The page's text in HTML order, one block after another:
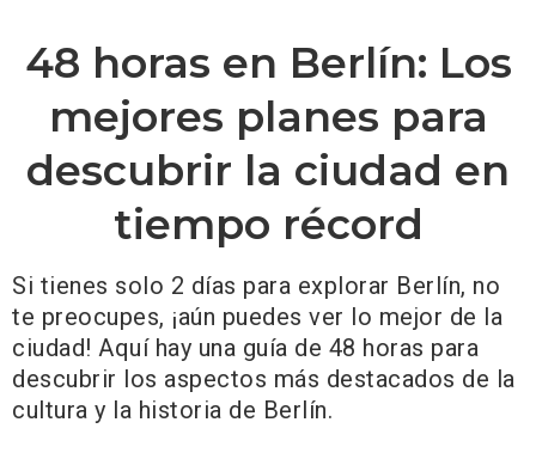
48 horas en Berlín: Los
mejores planes para
descubrir la ciudad en
tiempo récord
Si tienes solo 2 días para explorar Berlín, no
te preocupes, ¡aún puedes ver lo mejor de la
ciudad! Aquí hay una guía de 48 horas para
descubrir los aspectos más destacados de la
cultura y la historia de Berlín.